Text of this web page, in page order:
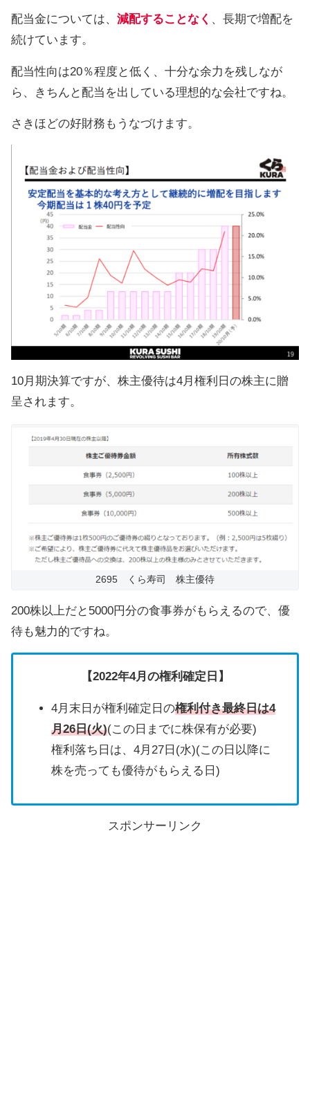
配当金については、 減配することなく 、長期で増配を
続けています。
配当性向は20％程度と低く、十分な余力を残しなが
ら、きちんと配当を出している理想的な会社ですね。
さきほどの好財務もうなづけます。
10月期決算ですが、株主優待は4月権利日の株主に贈
呈されます。
2695 くら寿司 株主優待
200株以上だと5000円分の食事券がもらえるので、優
待も魅力的ですね。
【2022年4月の権利確定日】
4月末日が権利確定日の権利付き最終日は4
月26日(火)(この日までに株保有が必要)
権利落ち日は、 4月27日(水)(この日以降に
株を売っても優待がもらえる日)
スポンサーリンク